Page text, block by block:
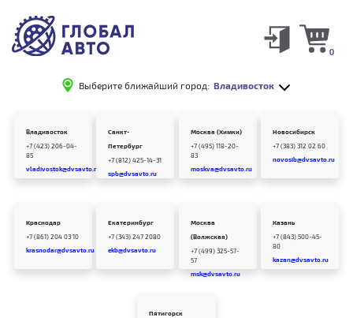
Выберите ближайший город: Владивосток
0
Владивосток
+7 (423) 206-04-
85
vladivostok@dvsavto.ru
Санкт-
Петербург
+7 (812) 425-14-31
spb@dvsavto.ru
Москва (Химки)
+7 (495) 118-20-
83
moskva@dvsavto.ru
Новосибирск
+7 (383) 312 02 60
novosib@dvsavto.ru
Краснодар
+7 (861) 204 03 10
krasnodar@dvsavto.ru
Екатеринбург
+7 (343) 247 2080
ekb@dvsavto.ru
Москва
(Волжская)
+7 (499) 325-57-
57
msk@dvsavto.ru
Казань
+7 (843) 500-45-
80
kazan@dvsavto.ru
Пятигорск